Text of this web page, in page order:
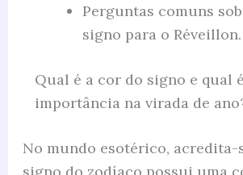
Perguntas comuns
signo para o Réveillon.
Qual é a cor do signo e qual
importância na virada de
No mundo esotérico, acredita-
signo do zodíaco possui uma